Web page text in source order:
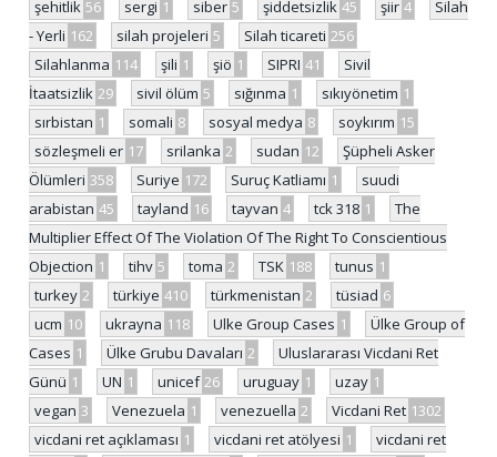
şehitlik 56 sergi 1 siber 5 şiddetsizlik 45 şiir 4
Silah
- Yerli 162 silah projeleri 5 Silah ticareti 256
Silahlanma 114 şili 1 şiö 1 SIPRI 41
Sivil
İtaatsizlik 29 sivil ölüm 5 sığınma 1 sıkıyönetim 1
sırbistan 1 somali 8 sosyal medya 8 soykırım 15
sözleşmeli er 17 srilanka 2 sudan 12
Şüpheli Asker
Ölümleri 358 Suriye 172 Suruç Katliamı 1
suudi
arabistan 45 tayland 16 tayvan 4 tck 318 1
The
Multiplier Effect Of The Violation Of The Right To Conscientious
Objection 1 tihv 5 toma 2 TSK 188 tunus 1
turkey 2 türkiye 410 türkmenistan 2 tüsiad 6
ucm 10 ukrayna 118 Ulke Group Cases 1
Ülke Group of
Cases 1 Ülke Grubu Davaları 2
Uluslararası Vicdani Ret
Günü 1 UN 1 unicef 26 uruguay 1 uzay 1
vegan 3 Venezuela 1 venezuella 2 Vicdani Ret 1302
vicdani ret açıklaması 1 vicdani ret atölyesi 1
vicdani ret